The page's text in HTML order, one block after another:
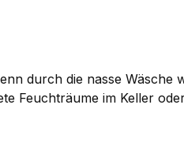
durch die nasse Wäsche
Feuchträume im Keller